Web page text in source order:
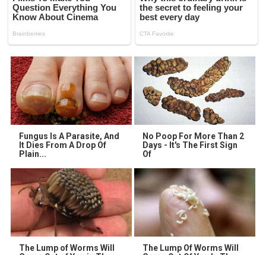
Fungus Is A Parasite, And
It Dies From A Drop Of
Plain...
No Poop For More Than 2
Days - It's The First Sign
Of
The Lump of Worms Will
The Lump Of Worms Will